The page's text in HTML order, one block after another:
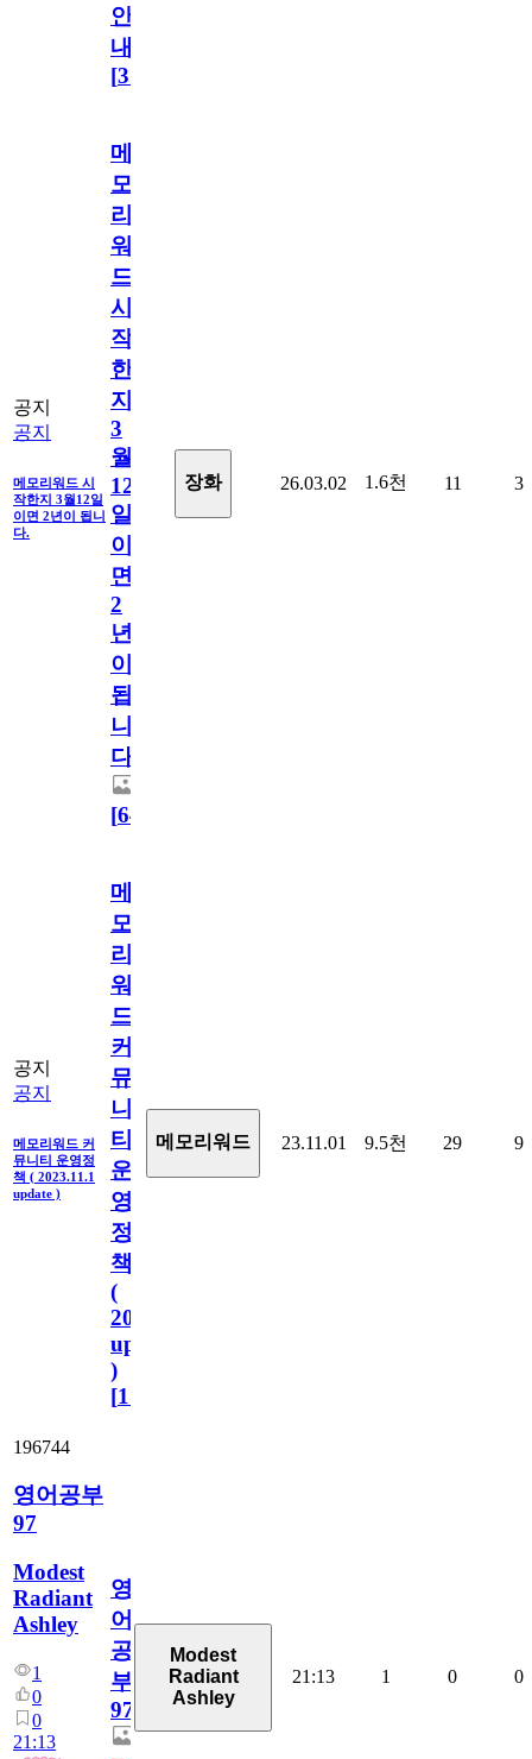
안
내
[31
공지
공지
메모리워드 시
작한지 3월12일
이면 2년이 됩니
다.
메
모
리
워
드
시
작
한
지
3
월
12
일
이
면
2
년
이
됩
니
다.
[64
장화 26.03.02 1.6천 11 3
공지
공지
메모리워드 커
뮤니티 운영정
책 ( 2023.11.1
update )
메
모
리
워
드
커
뮤
니
티
운
영
정
책
(
2023.11.1
update
)
[110
메모리워드 23.11.01 9.5천 29 9
196744
영어공부
97
Modest
Radiant
Ashley
1
0
0
21:13
영
어
공
부
97
Modest
Radiant
Ashley
21:13 1 0 0